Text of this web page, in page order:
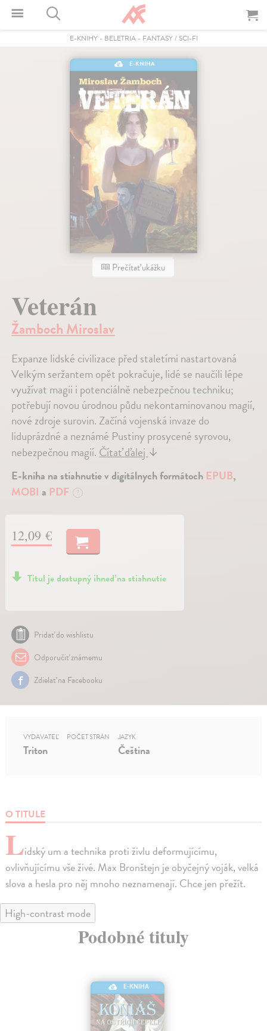
E-KNIHY- BELETRIA- FANTASY / SCI-FI
E-KNIHA
Prečítať ukážku
Veterán
Žamboch Miroslav
Expanze lidské civilizace před staletími nastartovaná
Velkým seržantem opět pokračuje, lidé se naučili lépe
využívat magii i potenciálně nebezpečnou techniku;
potřebují novou úrodnou půdu nekontaminovanou magií,
nové zdroje surovin. Začíná vojenská invaze do
liduprázdné a neznámé Pustiny prosycené syrovou,
nebezpečnou magií.Čítať ďalej↓
E-kniha na stiahnutie v digitálnych formátoch EPUB,
MOBI a PDF ?
12,09 €
Titul je dostupný ihneď na stiahnutie
Pridať do wishlistu
Odporučiť známemu
Zdielať na Facebooku
O TITULE
Lidský um a technika proti živlu deformujícímu,
ovlivňujícímu vše živé. Max Bronštejn je obyčejný voják, velká
slova a hesla pro něj mnoho neznamenají. Chce jen přežít.
VYDAVATEĽ
Triton
POČET STRÁN JAZYK
Čeština
High-contrast mode
Podobné tituly
E-KNIHA